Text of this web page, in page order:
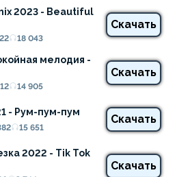
2023 - Beautiful
18 043
Скачать
мелодия -
14 905
Скачать
- Рум-пум-пум
15 651
Скачать
2022 - Tik Tok
Скачать